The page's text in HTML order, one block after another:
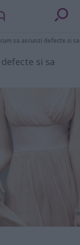
sa ascunzi defecte si
si sa